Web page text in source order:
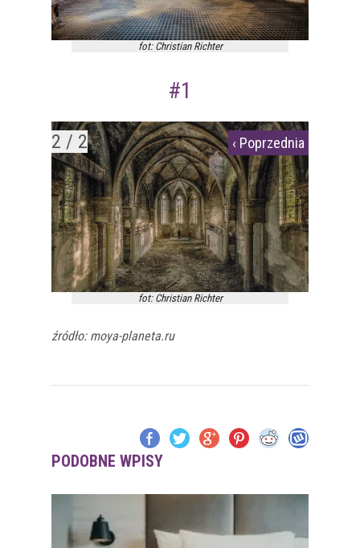
fot: Christian Richter
#1
fot: Christian Richter
źródło: moya-planeta.ru
2 / 2 ‹ Poprzednia
PODOBNE WPISY